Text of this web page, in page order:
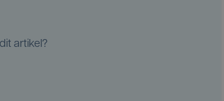
artikel?